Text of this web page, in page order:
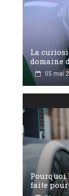
La
domaine
05 mai
Pourquoi
faite pour